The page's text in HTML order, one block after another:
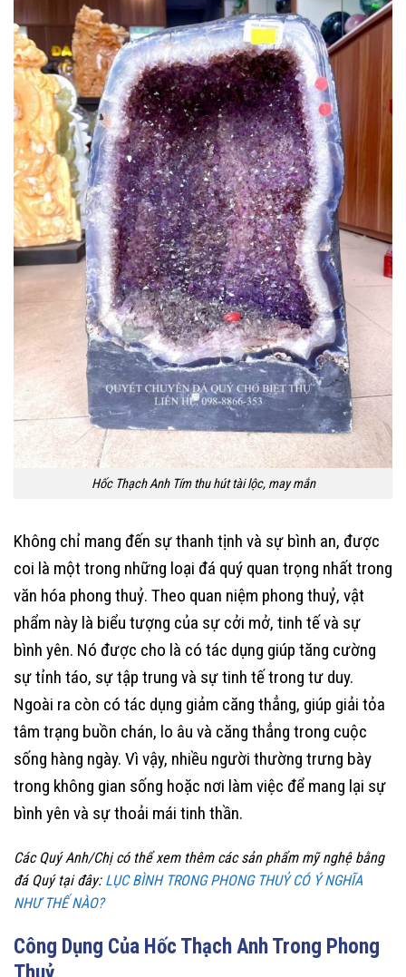
Hốc Thạch Anh Tím thu hút tài lộc, may mắn
Không chỉ mang đến sự thanh tịnh và sự bình an, được
coi là một trong những loại đá quý quan trọng nhất trong
văn hóa phong thuỷ. Theo quan niệm phong thuỷ, vật
phẩm này là biểu tượng của sự cởi mở, tinh tế và sự
bình yên. Nó được cho là có tác dụng giúp tăng cường
sự tỉnh táo, sự tập trung và sự tinh tế trong tư duy.
Ngoài ra còn có tác dụng giảm căng thẳng, giúp giải tỏa
tâm trạng buồn chán, lo âu và căng thẳng trong cuộc
sống hàng ngày. Vì vậy, nhiều người thường trưng bày
trong không gian sống hoặc nơi làm việc để mang lại sự
bình yên và sự thoải mái tinh thần.
Các Quý Anh/Chị có thể xem thêm các sản phẩm mỹ nghệ bằng
đá Quý tại đây: LỤC BÌNH TRONG PHONG THUỶ CÓ Ý NGHĨA
NHƯ THẾ NÀO?
Công Dụng Của Hốc Thạch Anh Trong Phong